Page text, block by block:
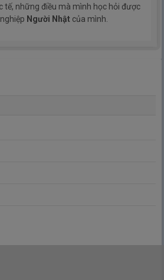
tế, những điều mà mình học hỏi được
Người Nhật của mình.
mà mình có được sẽ giúp các bạn